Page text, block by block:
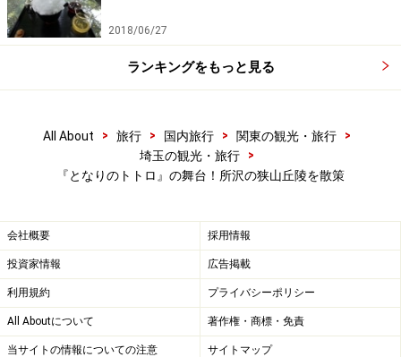
連日「となりのトトロ」ファンで溢れる「クロスケの
家」は、トトロのふるさと基金による「森を守る」活動
の拠点として、様々なイベントが行われています。
「クロスケの家」の茶工場
母屋の玄関で、「 トトロの森のお散歩マップ
れて、狭山湖を取り囲む狭山丘陵に点在する「トトロの
森」に出かけましょう。
2018/06/27
ランキングをもっと見る
All About > 旅行 > 国内旅行 > 関東の観光・旅行
>
埼玉の観光・旅行
>
『となりのトトロ』の舞台！所沢の狭山丘陵を散策
会社概要 採用情報
投資家情報 広告掲載
利用規約 プライバシーポリシー
All Aboutについて 著作権・商標・免責
当サイトの情報についての注意 サイトマップ